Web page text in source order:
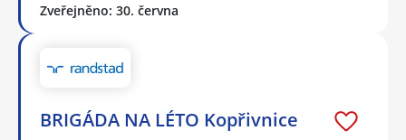
Zveřejněno: 30. června
BRIGÁDA NA LÉTO Kopřivnice